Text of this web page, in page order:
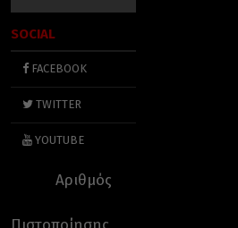
SOCIAL
FACEBOOK
TWITTER
YOUTUBE
Αριθμός